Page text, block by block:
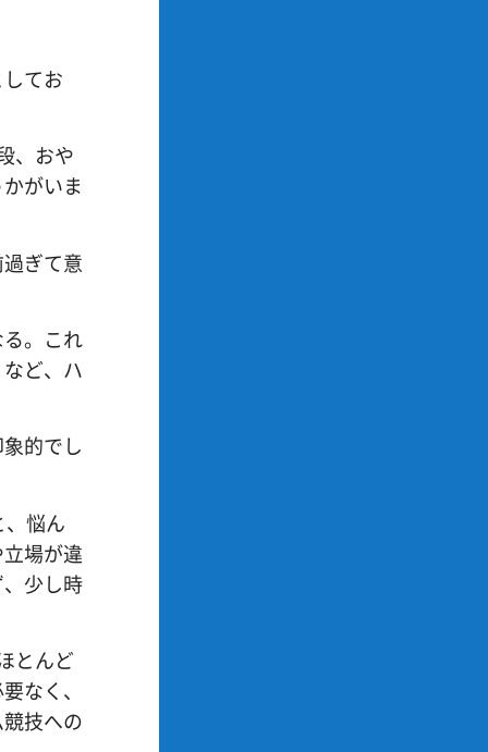
てお
、おや
がいま
ぎて意
。これ
ど、ハ
的でし
悩ん
場が違
少し時
とんど
なく、
技への